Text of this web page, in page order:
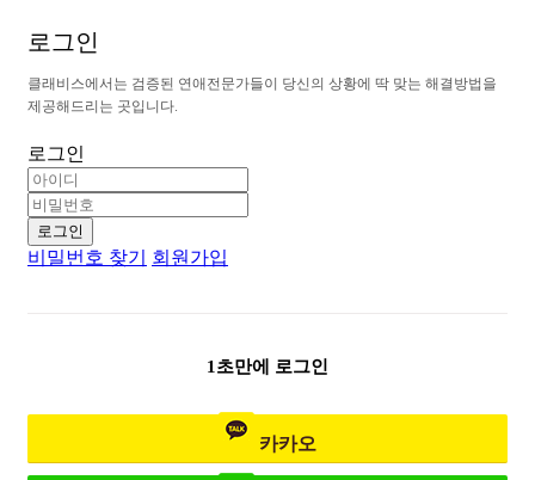
로 그 인
클래비 스에서 는 검 증된 연애전 문가들이 당신 의 상황에 딱 맞는 해결 방법 을
제공해드리 는 곳입 니 다.
로그인
로그인
비밀번호 찾기 회원가입
1초만에 로그인
카카오